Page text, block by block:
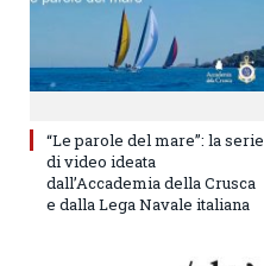
“Le parole del mare”: la serie
di video ideata
dall’Accademia della Crusca
e dalla Lega Navale italiana